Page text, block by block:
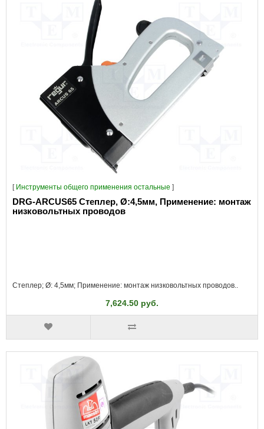
[ Инструменты общего применения остальные ]
DRG-ARCUS65 Степлер, Ø:4,5мм, Применение: монтаж
низковольтных проводов
Степлер; Ø: 4,5мм; Применение: монтаж низковольтных проводов..
7,624.50 руб.